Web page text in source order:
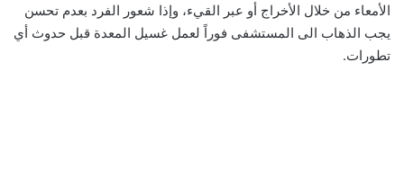
الأمعاء من خلال الأخراج أو عبر القيء، وإذا شعور الفرد بعدم تحسن
يجب الذهاب الى المستشفى فوراً لعمل غسيل المعدة قبل حدوث أي
تطورات.